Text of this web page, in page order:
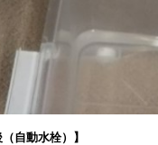
自動水栓）】